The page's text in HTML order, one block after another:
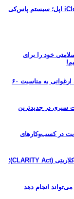
افشای نشت آدرس IP در iCloud Private Relay اپل؛ سیستم پاس‌کی
خود را برای
رونمایی از دوج چارجر ۲۰۲۷ با رنگ نوستالژیک ارغوانی به مناسبت ۶۰
در جدیدترین
در کسب‌وکارهای
پایان مخالفت انجمن کلانترهای آمریکا با لایحه کلاریتی (CLARITY Act)؛